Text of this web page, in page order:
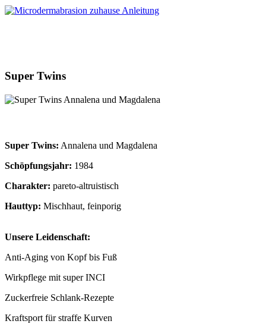
Super Twins
Super Twins: Annalena und Magdalena
Schöpfungsjahr: 1984
Charakter: pareto-altruistisch
Hauttyp: Mischhaut, feinporig
Unsere Leidenschaft:
Anti-Aging von Kopf bis Fuß
Wirkpflege mit super INCI
Zuckerfreie Schlank-Rezepte
Kraftsport für straffe Kurven